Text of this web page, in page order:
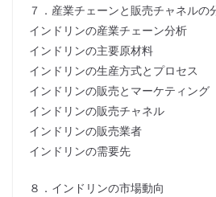
７．産業チェーンと販売チャネルの
インドリンの産業チェーン分析
インドリンの主要原材料
インドリンの生産方式とプロセス
インドリンの販売とマーケティング
インドリンの販売チャネル
インドリンの販売業者
インドリンの需要先
８．インドリンの市場動向